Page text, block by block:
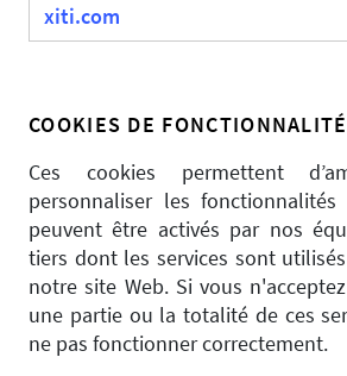
xiti.com
COOKIES DE FONCTIONNALITÉ
Ces cookies permettent
personnaliser les
peuvent être activés par nos
tiers dont les services sont
notre site Web. Si vous
une partie ou la totalité de ces
ne pas fonctionner correctement.